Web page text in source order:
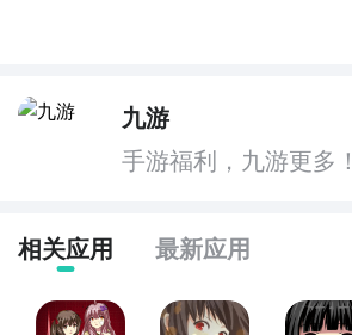
九游
手游福利，九游更多！
相关应用 最新应用